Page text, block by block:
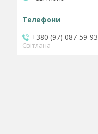
+380 (97) 087-59-93
Світлана